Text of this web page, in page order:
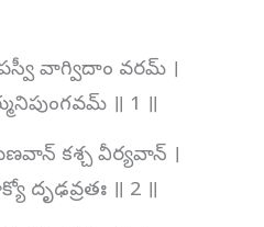
వాగ్విదాం వరమ్ ।
॥ 1 ॥
కశ్చ వీర్యవాన్ ।
దృఢవ్రతః ॥ 2 ॥